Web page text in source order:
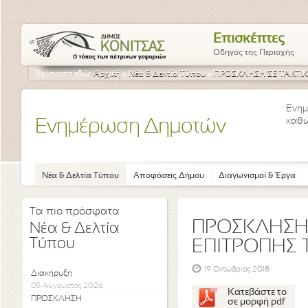
Επισκέπτες
Οδηγός της Περιοχής
Βρίσκεστε εδώ:Αρχική » Νέα & Δελτία Τύπου » ΠΡΟΣΚΛΗΣΗ ΣΕ
Ενημέρωση Δημοτών
Νέα & Δελτία Τύπου Αποφάσεις Δήμου Διαγωνισμοί & Έργα
Τα πιο πρόσφατα
Νέα & Δελτία
Τύπου
Διακήρυξη
05 Αύγουστος 2026
ΠΡΟΣΚΛΗΣΗ
ΕΠΙΤΡΟΠΗΣ
19 Οκτώβριος 2018
Κατεβάστε το
σε μορφή pdf